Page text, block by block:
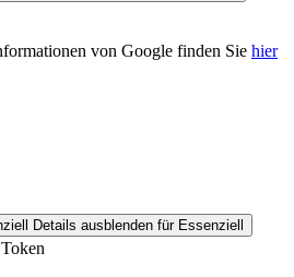
von Google finden Sie hier
Details ausblenden für Essenziell